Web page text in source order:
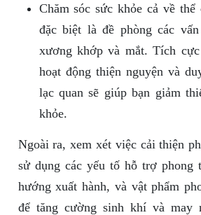
Chăm sóc sức khỏe cả về thể
đặc biệt là đề phòng các
xương khớp và mắt. Tích
hoạt động thiện nguyện và
lạc quan sẽ giúp bạn giảm
khỏe.
Ngoài ra, xem xét việc cải thiện
sử dụng các yếu tố hỗ trợ phong
hướng xuất hành, và vật phẩm
để tăng cường sinh khí và may